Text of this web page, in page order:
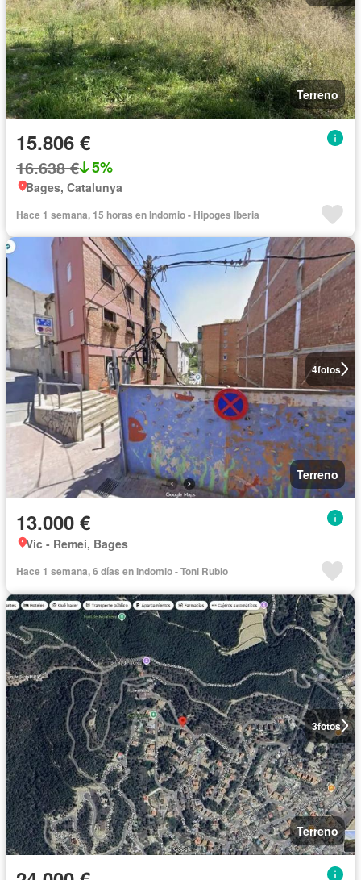
Terreno
15.806 €
16.638 € 5%
Bages, Catalunya
Hace 1 semana, 15 horas en Indomio - Hipoges Iberia
4fotos
Terreno
13.000 €
Vic - Remei, Bages
Hace 1 semana, 6 días en Indomio - Toni Rubio
3fotos
Terreno